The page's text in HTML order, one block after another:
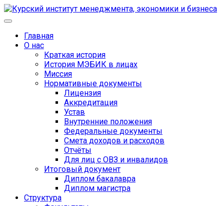
Главная
О нас
Краткая история
История МЭБИК в лицах
Миссия
Нормативные документы
Лицензия
Аккредитация
Устав
Внутренние положения
Федеральные документы
Смета доходов и расходов
Отчёты
Для лиц с ОВЗ и инвалидов
Итоговый документ
Диплом бакалавра
Диплом магистра
Структура